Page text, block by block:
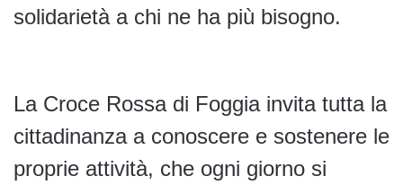
solidarietà a chi ne ha più bisogno.
La Croce Rossa di Foggia invita tutta la
cittadinanza a conoscere e sostenere le
proprie attività, che ogni giorno si